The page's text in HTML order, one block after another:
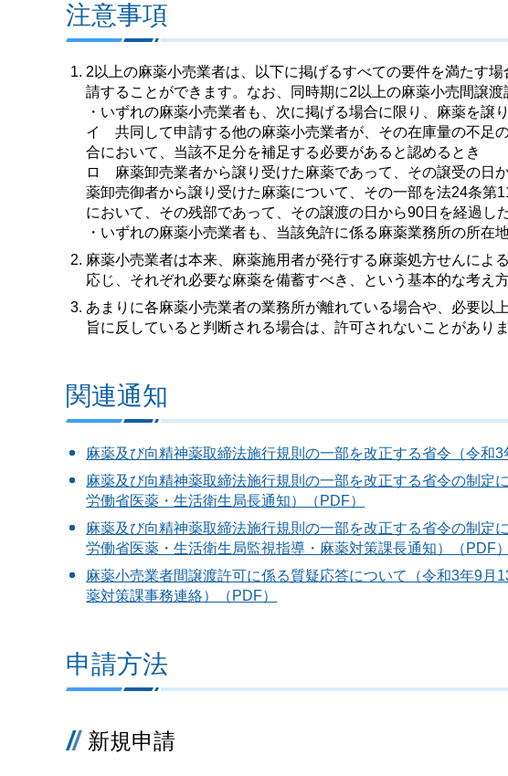
注意事項
2以上の麻薬小売業者は、以下に掲げるすべての要件を満たす
請することができます。なお、同時期に2以上の麻薬小売間譲渡
・いずれの麻薬小売業者も、次に掲げる場合に限り、麻薬を譲
イ 共同して申請する他の麻薬小売業者が、その在庫量の不足
合において、当該不足分を補足する必要があると認めるとき
ロ 麻薬卸売業者から譲り受けた麻薬であって、その譲受の日
薬卸売御者から譲り受けた麻薬について、その一部を法24条
において、その残部であって、その譲渡の日から90日を経過し
・いずれの麻薬小売業者も、当該免許に係る麻薬業務所の所在
麻薬小売業者は本来、麻薬施用者が発行する麻薬処方せんによ
応じ、それぞれ必要な麻薬を備蓄すべき、という基本的な考え
あまりに各麻薬小売業者の業務所が離れている場合や、必要以
旨に反していると判断される場合は、許可されないことがあり
関連通知
麻薬及び向精神薬取締法施行規則の一部を改正する省令（令和3
麻薬及び向精神薬取締法施行規則の一部を改正する省令の制定
労働省医薬・生活衛生局長通知）（PDF）
麻薬及び向精神薬取締法施行規則の一部を改正する省令の制定
労働省医薬・生活衛生局監視指導・麻薬対策課長通知）（PDF）
麻薬小売業者間譲渡許可に係る質疑応答について（令和3年9
薬対策課事務連絡）（PDF）
申請方法
新規申請